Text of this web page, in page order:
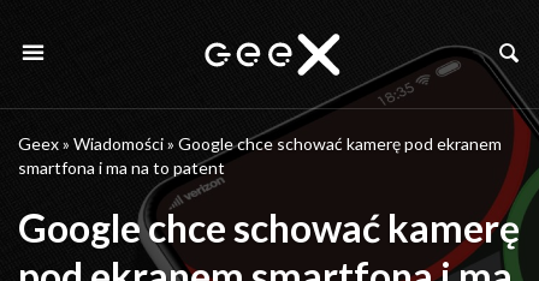
Geex» Wiadomości» Google chce schować kamerę pod ekranem
smartfona i ma na to patent
Google chce schować kamerę